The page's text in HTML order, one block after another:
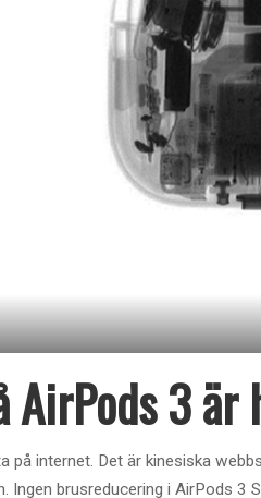
AirPods 3 är
på internet. Det är kinesiska
Ingen brusreducering i AirPods 3